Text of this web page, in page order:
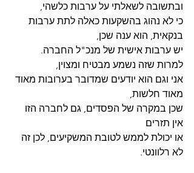
ובתשובה לשאלתי על ערבות כלשהי,
כי לא נהוג בהשקעות כאלה לתת ערבות
בנקאית, הוא ענה שכן,
יש ערבות אישית של מנכ"ל החברה.
למרות שזה נשמע מבטיח ומצוין,
אני וגם הוא יודעים שמדובר בערובות מאוד
מאוד חלשות,
שכן במקרה של הפסדים, גם לחברה הזו
אין תזרים
או יכולת לממש לטובת המשקיעים, לכן זה
לא רלוונטי.